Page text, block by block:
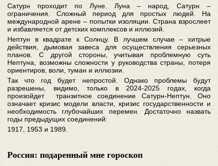
Сатурн проходит по Луне. Луна – народ, Сатурн –
ограничения. Сложный период для простых людей. На
международной арене – попытки изоляции. Страна взрослеет
и избавляется от детских комплексов и иллюзий.
Нептун в квадрате к Солнцу. В лучшем случае – хитрые
действия, дымовая завеса для осуществления серьезных
планов. С другой стороны, учитывая проблемную суть
Нептуна, возможны сложности у руководства страны, потеря
ориентиров, воли, туман и иллюзии.
Так что год будет непростой. Однако проблемы будут
разрешены, видимо, только в 2024-2025 годах, когда
произойдет транзитное соединение Сатурн-Нептун. Оно
означает кризис модели власти, кризис государственности и
необходимость глубочайших перемен. Достаточно назвать
годы предыдущих соединений:
1917, 1953 и 1989.
Россия: подаренный мне гороскоп